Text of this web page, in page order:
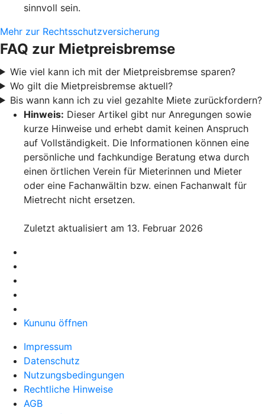
sinnvoll sein.
Mehr zur Rechtsschutzversicherung
FAQ zur Mietpreisbremse
Wie viel kann ich mit der Mietpreisbremse sparen?
Wo gilt die Mietpreisbremse aktuell?
Bis wann kann ich zu viel gezahlte Miete zurückfordern?
Hinweis: Dieser Artikel gibt nur Anregungen sowie
kurze Hinweise und erhebt damit keinen Anspruch
auf Vollständigkeit. Die Informationen können eine
persönliche und fachkundige Beratung etwa durch
einen örtlichen Verein für Mieterinnen und Mieter
oder eine Fachanwältin bzw. einen Fachanwalt für
Mietrecht nicht ersetzen.
Zuletzt aktualisiert am 13. Februar 2026
Kununu öffnen
Impressum
Datenschutz
Nutzungsbedingungen
Rechtliche Hinweise
AGB